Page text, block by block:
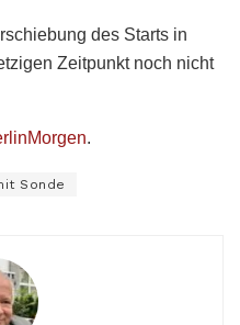
des Starts in
Zeitpunkt noch nicht
.
Sonde